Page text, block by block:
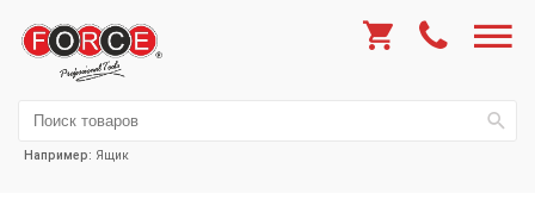
Например: Ящик